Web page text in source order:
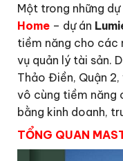
Một trong những
Home – dự án
tiềm năng cho các
vụ quản lý tài sản.
Thảo Điền, Quận
vô cùng tiềm năng
bằng kinh doanh,
TỔNG QUAN